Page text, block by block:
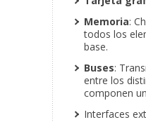
Memoria:
todos los
base.
Buses:
entre los
componen
Interfaces